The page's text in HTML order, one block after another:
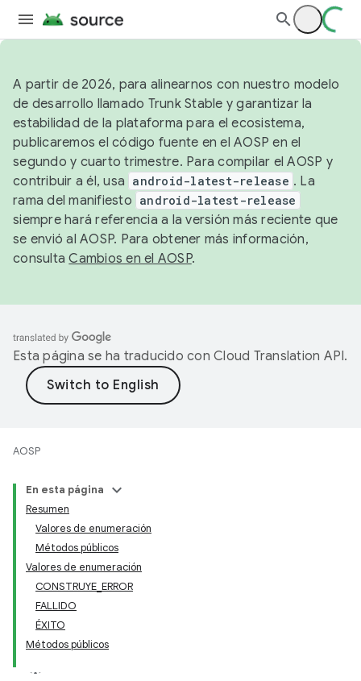
A partir de 2026, para alinearnos con nuestro modelo
de desarrollo llamado Trunk Stable y garantizar la
estabilidad de la plataforma para el ecosistema,
publicaremos el código fuente en el AOSP en el
segundo y cuarto trimestre. Para compilar el AOSP y
contribuir a él, usa android-latest-release . La
rama del manifiesto android-latest-release
siempre hará referencia a la versión más reciente que
se envió al AOSP. Para obtener más información,
consultaCambios en el AOSP.
Esta página se ha traducido con Cloud Translation API.
AOSP
En esta página
Resumen
Valores de enumeración
Métodos públicos
Valores de enumeración
CONSTRUYE_ERROR
FALLIDO
ÉXITO
Métodos públicos